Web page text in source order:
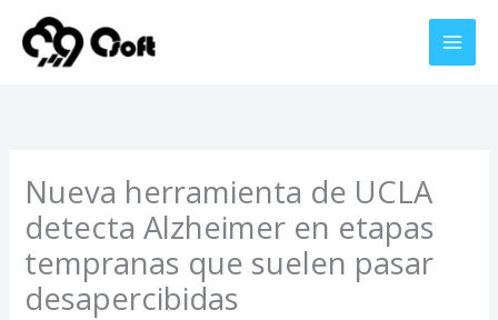
contenido
Nueva herramienta de UCLA
detecta Alzheimer en etapas
tempranas que suelen pasar
desapercibidas